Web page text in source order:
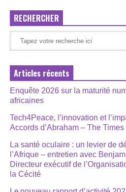
RECHERCHER
Articles récents
Enquête 2026 sur la maturité
africaines
Tech4Peace, l’innovation et
Accords d’Abraham – The Times
La santé oculaire : un levier de
l’Afrique – entretien avec
Directeur exécutif de
la Cécité